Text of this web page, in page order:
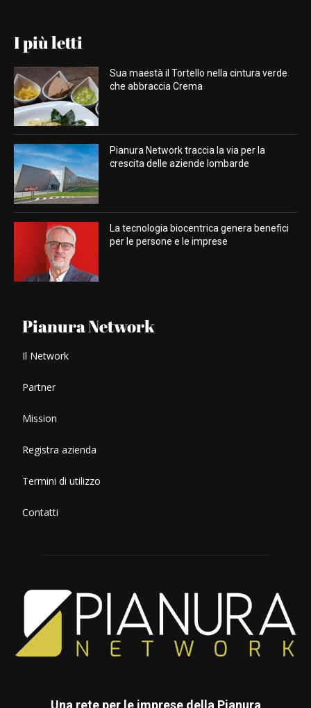
I più letti
Sua maestà il Tortello nella cintura verde
che abbraccia Crema
Pianura Network traccia la via per la
crescita delle aziende lombarde
La tecnologia biocentrica genera benefici
per le persone e le imprese
Pianura Network
Il Network
Partner
Mission
Registra azienda
Termini di utilizzo
Contatti
Una rete per le imprese della Pianura